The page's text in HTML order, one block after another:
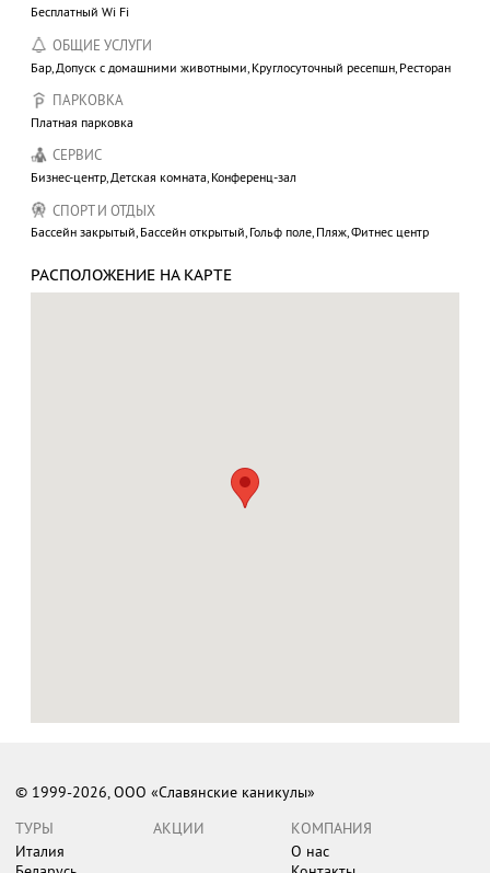
Бесплатный Wi Fi
ОБЩИЕ УСЛУГИ
Бар, Допуск с домашними животными, Круглосуточный ресепшн, Ресторан
ПАРКОВКА
Платная парковка
СЕРВИС
Бизнес-центр, Детская комната, Конференц-зал
СПОРТ И ОТДЫХ
Бассейн закрытый, Бассейн открытый, Гольф поле, Пляж, Фитнес центр
РАСПОЛОЖЕНИЕ НА КАРТЕ
© 1999-2026, ООО «Славянские каникулы»
ТУРЫ
Италия
АКЦИИ
КОМПАНИЯ
О нас